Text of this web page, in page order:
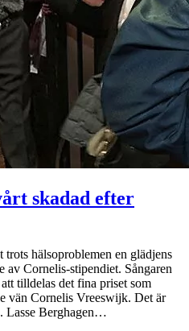
skadad efter
trots hälsoproblemen en glädjens
av Cornelis-stipendiet. Sångaren
tilldelas det fina priset som
vän Cornelis Vreeswijk. Det är
Lasse Berghagen…